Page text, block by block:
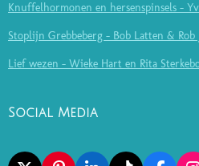
Knuffelhormonen en hersenspinsels -
Stoplijn Grebbeberg - Bob Latten & Rob
Lief wezen - Wieke Hart en Rita
Social Media